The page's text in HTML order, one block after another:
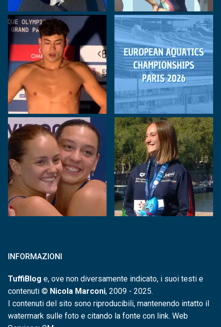
INFORMAZIONI
TuffiBlog e, ove non diversamente indicato, i suoi testi e
contenuti © Nicola Marconi, 2009 - 2025.
I contenuti del sito sono riproducibili, mantenendo intatto il
watermark sulle foto e citando la fonte con link. Web